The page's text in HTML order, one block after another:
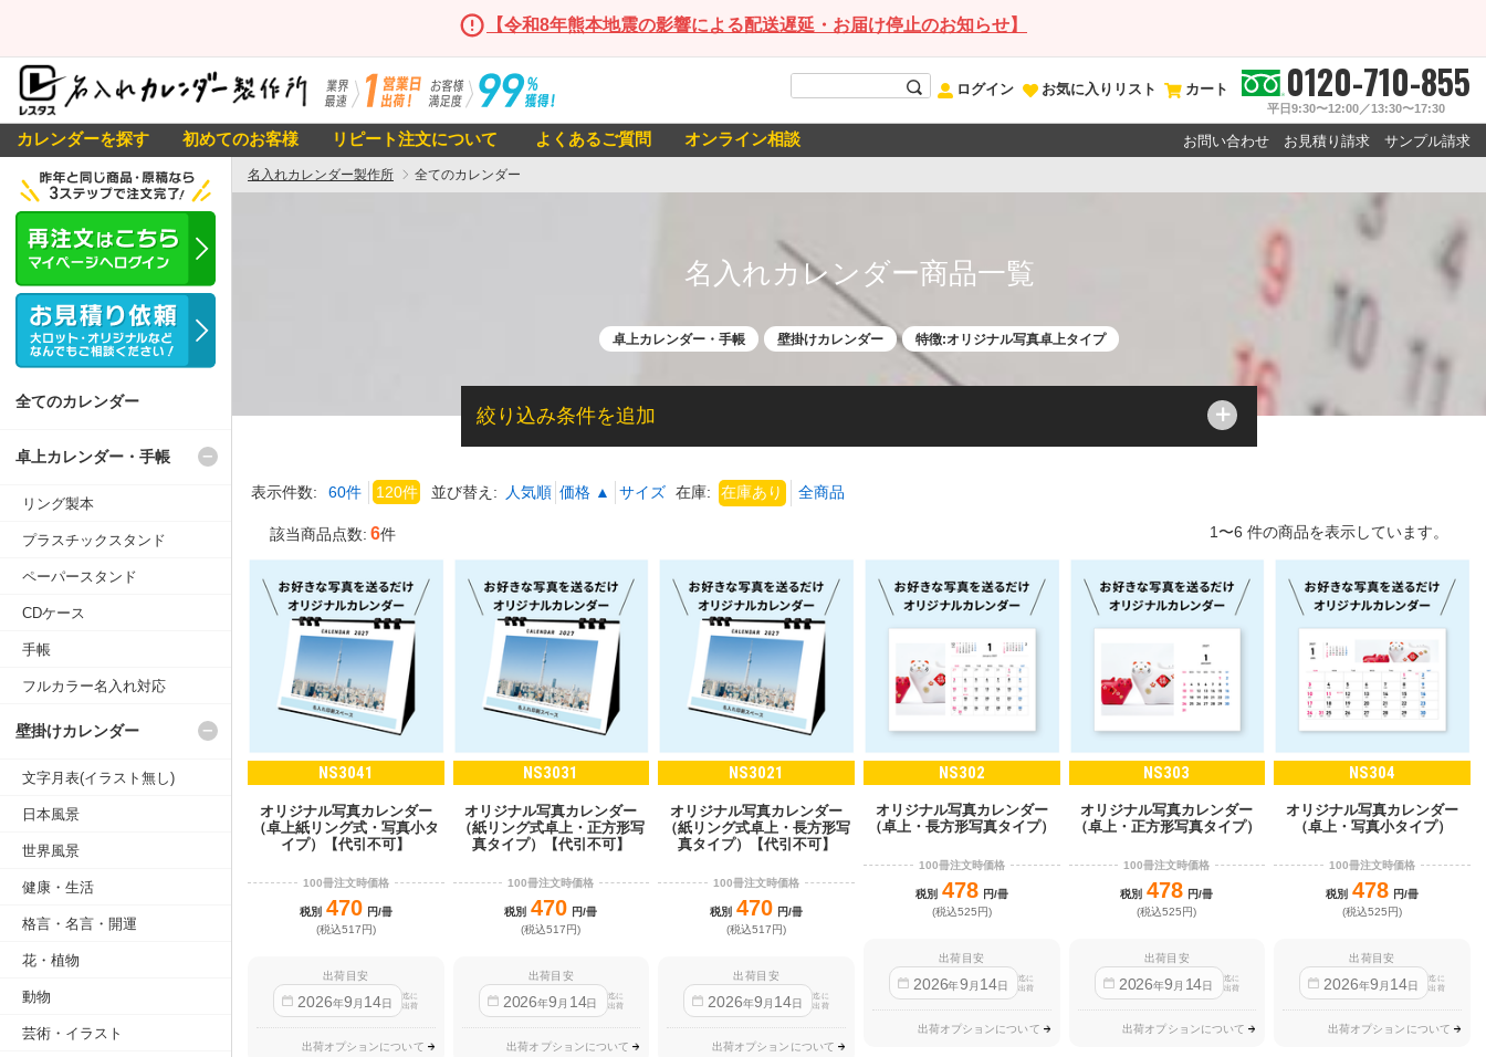
【令和8年熊本地震の影響による配送遅延・お届け停止のお知らせ】
ログイン お気に入りリスト カート 0120-710-855
平日9:30〜12:00／13:30〜17:30
カレンダーを探す 初めてのお客様 リピート注文について よくあるご質問 オンライン相談 お問い合わせ お見積り請求 サンプル請求
名入れカレンダー製作所 全てのカレンダー
名入れカレンダー商品一覧
卓上カレンダー・手帳 壁掛けカレンダー 特徴:オリジナル写真卓上タイプ
絞り込み条件を追加
表示件数: 60件 120件 並び替え: 人気順 価格 ▲ サイズ 在庫:
該当商品点数: 6件 1〜6 件の商品を表示しています。
NS3041
オリジナル写真カレンダー
（卓上紙リング式・写真小タ
イプ）【代引不可】
100冊注文時価格
税別 470 円/冊
(税込517円)
出荷目安
2026年9 月 14日
迄に
出荷
出荷オプションについて
NS3031
オリジナル写真カレンダー
（紙リング式卓上・正方形写
真タイプ）【代引不可】
100冊注文時価格
税別 470 円/冊
(税込517円)
出荷目安
2026年9 月 14日
迄に
出荷
出荷オプションについて
NS3021
オリジナル写真カレンダー
（紙リング式卓上・長方形写
真タイプ）【代引不可】
100冊注文時価格
税別 470 円/冊
(税込517円)
出荷目安
2026年9 月 14日
迄に
出荷
出荷オプションについて
NS302
オリジナル写真カレンダー
（卓上・長方形写真タイプ）
100冊注文時価格
税別 478 円/冊
(税込525円)
出荷目安
2026年9 月 14日
迄に
出荷
出荷オプションについて
NS303
オリジナル写真カレンダー
（卓上・正方形写真タイプ）
100冊注文時価格
税別 478 円/冊
(税込525円)
出荷目安
2026年9 月 14日
迄に
出荷
出荷オプションについて
NS304
オリジナル写真カレンダー
（卓上・写真小タイプ）
100冊注文時価格
税別 478 円/冊
(税込525円)
出荷目安
2026年9 月 14日
迄に
出荷
出荷オプションについて
全てのカレンダー
卓上カレンダー・手帳
リング製本
プラスチックスタンド
ペーパースタンド
CDケース
手帳
フルカラー名入れ対応
壁掛けカレンダー
文字月表(イラスト無し)
日本風景
世界風景
健康・生活
格言・名言・開運
花・植物
動物
芸術・イラスト